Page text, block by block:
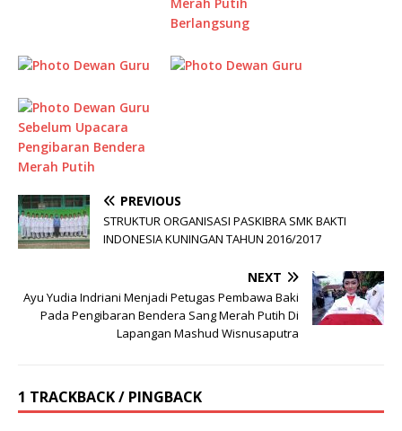
PREVIOUS
STRUKTUR ORGANISASI PASKIBRA SMK BAKTI
INDONESIA KUNINGAN TAHUN 2016/2017
NEXT
Ayu Yudia Indriani Menjadi Petugas Pembawa Baki
Pada Pengibaran Bendera Sang Merah Putih Di
Lapangan Mashud Wisnusaputra
1 TRACKBACK / PINGBACK